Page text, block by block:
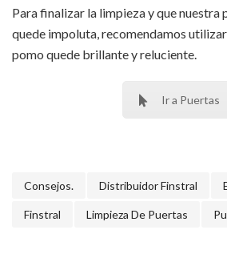
Para finalizar la limpieza y que nuestra
quede impoluta, recomendamos
pomo quede brillante y reluciente.
Ir a Puertas
Consejos. Distribuidor Finstral
Finstral Limpieza De Puertas